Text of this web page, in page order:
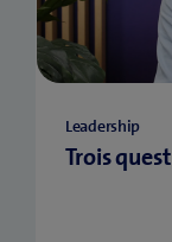
Leadership
Trois